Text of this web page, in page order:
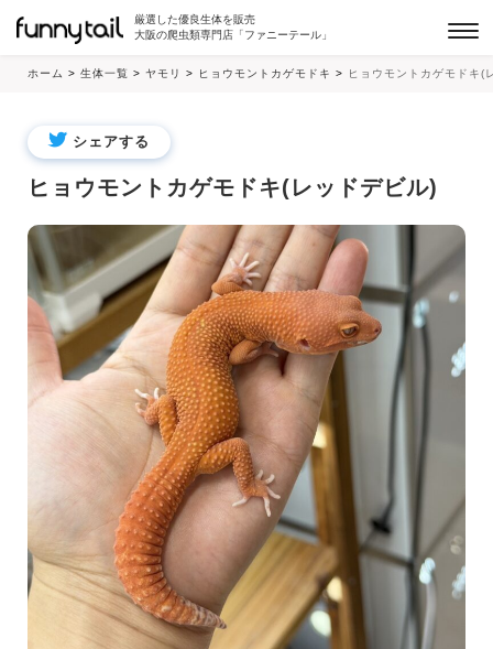
厳選した優良生体を販売
大阪の爬虫類専門店「ファニーテール」
ホーム > 生体一覧 > ヤモリ > ヒョウモントカゲモドキ > ヒョウモントカゲモドキ(
シェアする
ヒョウモントカゲモドキ(レッドデビル)